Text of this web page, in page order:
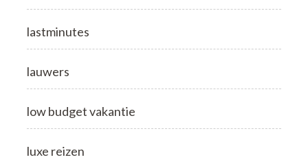
lastminutes
lauwers
low budget vakantie
luxe reizen